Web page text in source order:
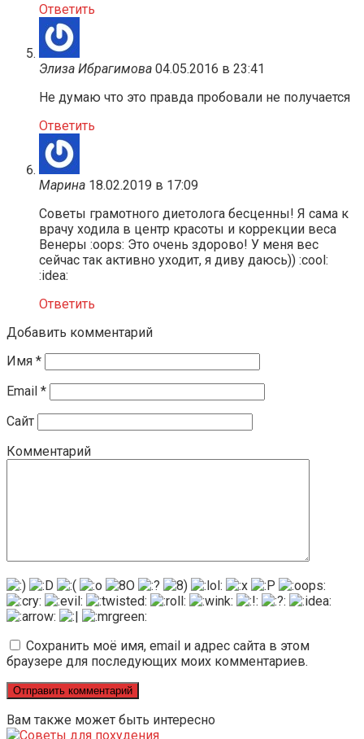
Ответить
Элиза Ибрагимова 04.05.2016 в 23:41
Не думаю что это правда пробовали не получается
Ответить
Марина 18.02.2019 в 17:09
Советы грамотного диетолога бесценны! Я сама к
врачу ходила в центр красоты и коррекции веса
Венеры :oops: Это очень здорово! У меня вес
сейчас так активно уходит, я диву даюсь)) :cool:
:idea:
Ответить
Добавить комментарий
Имя *
Email *
Сайт
Комментарий
Сохранить моё имя, email и адрес сайта в этом
браузере для последующих моих комментариев.
Вам также может быть интересно